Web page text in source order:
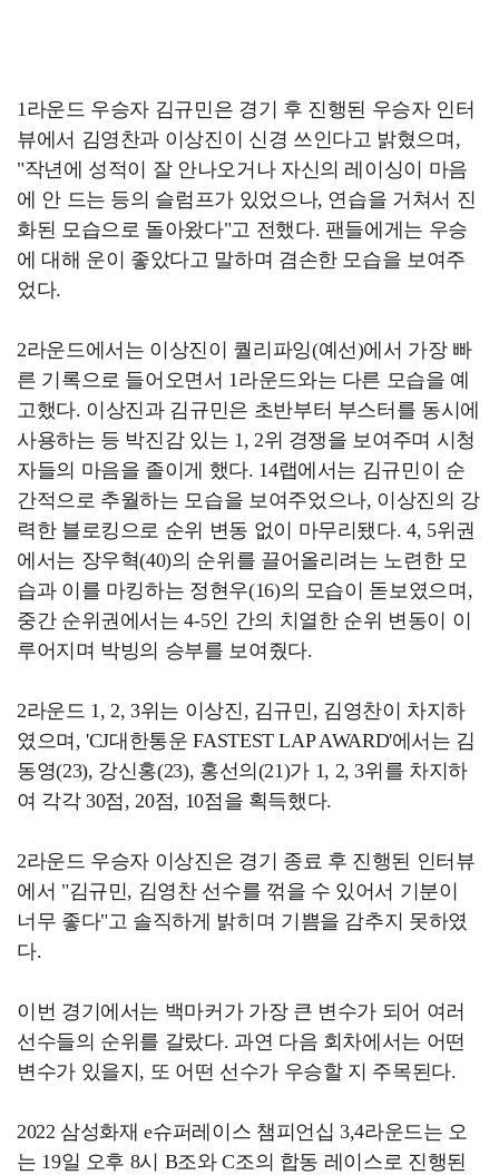
1라운드 우승자 김규민은 경기 후 진행된 우승자 인터
뷰에서 김영찬과 이상진이 신경 쓰인다고 밝혔으며,
"작년에 성적이 잘 안나오거나 자신의 레이싱이 마음
에 안 드는 등의 슬럼프가 있었으나, 연습을 거쳐서 진
화된 모습으로 돌아왔다"고 전했다. 팬들에게는 우승
에 대해 운이 좋았다고 말하며 겸손한 모습을 보여주
었다.
2라운드에서는 이상진이 퀄리파잉(예선)에서 가장 빠
른 기록으로 들어오면서 1라운드와는 다른 모습을 예
고했다. 이상진과 김규민은 초반부터 부스터를 동시에
사용하는 등 박진감 있는 1, 2위 경쟁을 보여주며 시청
자들의 마음을 졸이게 했다. 14랩에서는 김규민이 순
간적으로 추월하는 모습을 보여주었으나, 이상진의 강
력한 블로킹으로 순위 변동 없이 마무리됐다. 4, 5위권
에서는 장우혁(40)의 순위를 끌어올리려는 노련한 모
습과 이를 마킹하는 정현우(16)의 모습이 돋보였으며,
중간 순위권에서는 4-5인 간의 치열한 순위 변동이 이
루어지며 박빙의 승부를 보여줬다.
2라운드 1, 2, 3위는 이상진, 김규민, 김영찬이 차지하
였으며, 'CJ대한통운 FASTEST LAP AWARD'에서는 김
동영(23), 강신홍(23), 홍선의(21)가 1, 2, 3위를 차지하
여 각각 30점, 20점, 10점을 획득했다.
2라운드 우승자 이상진은 경기 종료 후 진행된 인터뷰
에서 "김규민, 김영찬 선수를 꺾을 수 있어서 기분이
너무 좋다"고 솔직하게 밝히며 기쁨을 감추지 못하였
다.
이번 경기에서는 백마커가 가장 큰 변수가 되어 여러
선수들의 순위를 갈랐다. 과연 다음 회차에서는 어떤
변수가 있을지, 또 어떤 선수가 우승할 지 주목된다.
2022 삼성화재 e슈퍼레이스 챔피언십 3,4라운드는 오
는 19일 오후 8시 B조와 C조의 합동 레이스로 진행된